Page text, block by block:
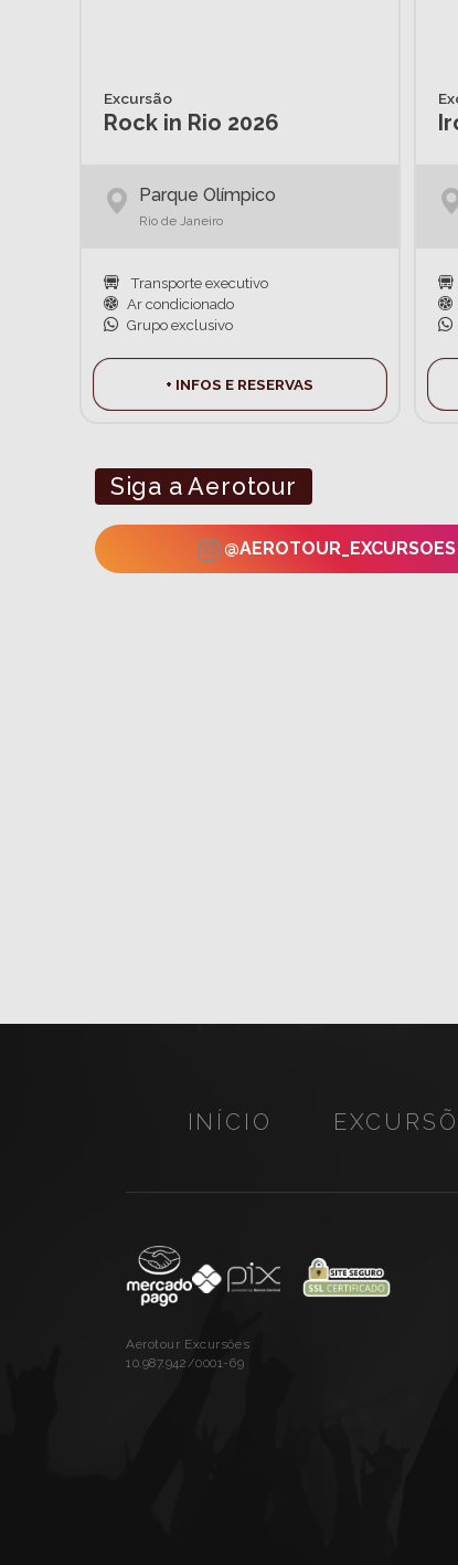
Excursão
Rock in Rio 2026
Parque Olímpico
Rio de Janeiro
Transporte executivo
Ar condicionado
Grupo exclusivo
+ INFOS E RESERVAS
Siga a Aerotour
@AEROTOUR_EXCURSOES
INÍCIO
Aerotour Excursões
10.987.942/0001-69